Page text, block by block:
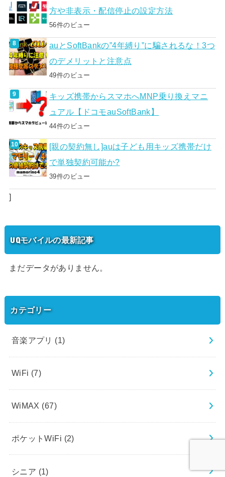
方や非表示・配信停止の設定方法
56件のビュー
auとSoftBankの”4年縛り”に騙されるな！3つ
のデメリットと注意点
49件のビュー
キッズ携帯からスマホへMNP乗り換えマニ
ュアル【ドコモauSoftBank】
44件のビュー
[親の契約無し]auは子ども用キッズ携帯だけ
で単独契約可能か?
39件のビュー
]
UQモバイルの最新記事
まだデータがありません。
カテゴリー
音楽アプリ (1)
WiFi (7)
WiMAX (67)
ポケットWiFi (2)
シニア (1)